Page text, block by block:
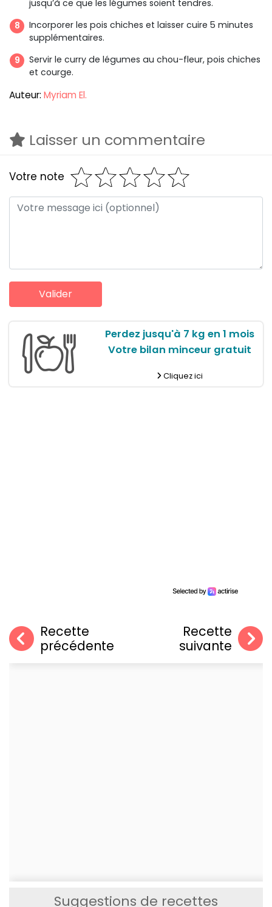
jusqu’à ce que les légumes soient tendres.
Incorporer les pois chiches et laisser cuire 5 minutes
supplémentaires.
Servir le curry de légumes au chou-fleur, pois chiches
et courge.
Auteur: Myriam El.
Laisser un commentaire
Votre note
Perdez jusqu'à 7 kg en 1 mois
Votre bilan minceur gratuit
Cliquez ici
Recette
précédente
Recette
suivante
Suggestions de recettes